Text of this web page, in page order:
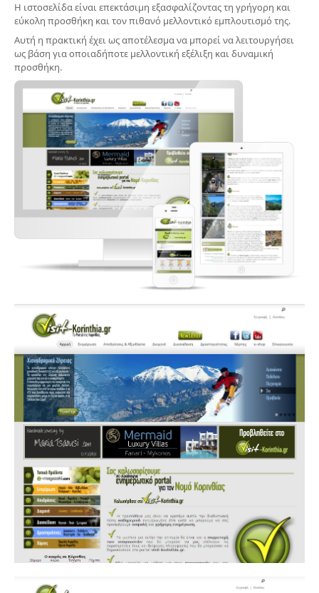
Η ιστοσελίδα είναι επεκτάσιμη εξασφαλίζοντας τη γρήγορη και
εύκολη προσθήκη και τον πιθανό μελλοντικό εμπλουτισμό της.
Αυτή η πρακτική έχει ως αποτέλεσμα να μπορεί να λειτουργήσει
ως βάση για οποιαδήποτε μελλοντική εξέλιξη και δυναμική
προσθήκη.